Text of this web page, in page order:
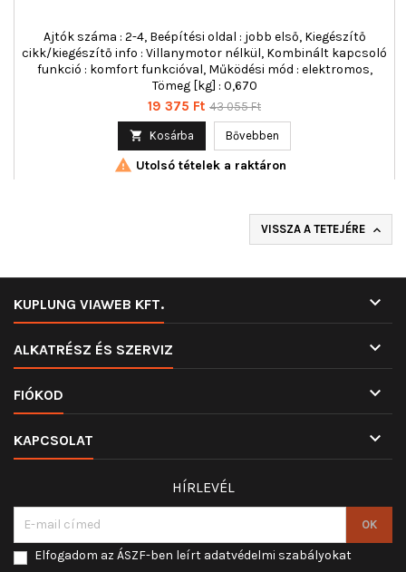
Ajtók száma : 2-4, Beépítési oldal : jobb első, Kiegészítő
cikk/kiegészítő info : Villanymotor nélkül, Kombinált kapcsoló
funkció : komfort funkcióval, Működési mód : elektromos,
Tömeg [kg] : 0,670
Ár
19 375 Ft Normál
43 055 Ft
 Kosárba Bővebben
 Utolsó tételek a raktáron
VISSZA A TETEJÉRE 
KUPLUNG VIAWEB KFT. 
ALKATRÉSZ ÉS SZERVIZ 
FIÓKOD 
KAPCSOLAT 
HÍRLEVÉL
Elfogadom az ÁSZF-ben leírt adatvédelmi szabályokat